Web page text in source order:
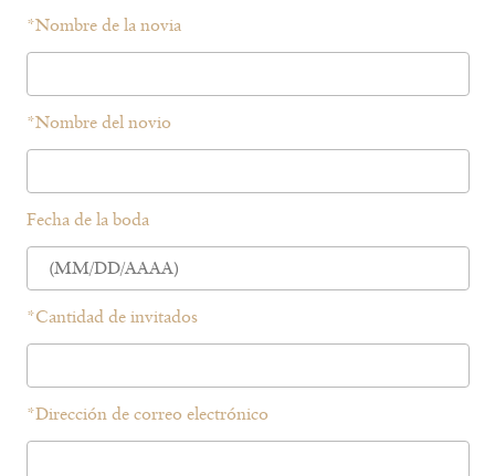
*Nombre de la novia
*Nombre del novio
Fecha de la boda
*Cantidad de invitados
*Dirección de correo electrónico